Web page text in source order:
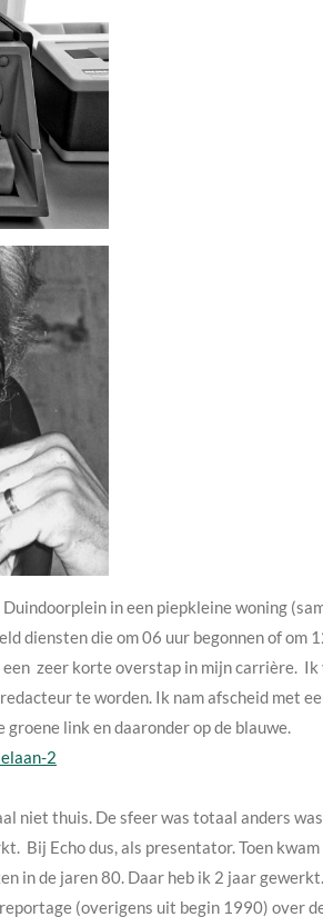
in een piepkleine woning
diensten die om 06 uur begonnen of om
zeer korte overstap in mijn carrière.
te worden. Ik nam afscheid met
link en daaronder op de blauwe.
2
niet thuis. De sfeer was totaal anders
Bij Echo dus, als presentator. Toen
in de jaren 80. Daar heb ik 2 jaar
(overigens uit begin 1990) over